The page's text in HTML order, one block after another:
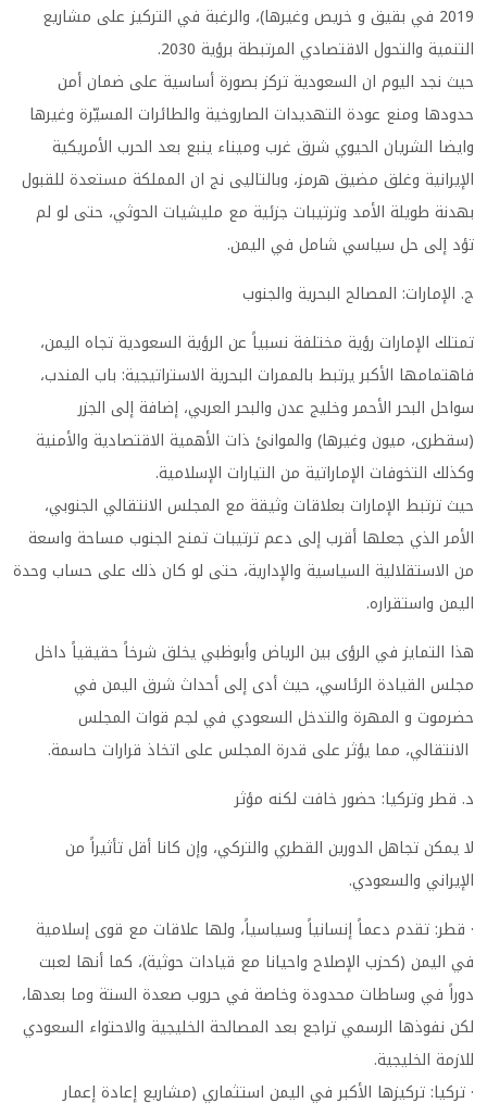
2019 في بقيق و خريص وغيرها)، والرغبة في التركيز على مشاريع
التنمية والتحول الاقتصادي المرتبطة برؤية 2030.
حيث نجد اليوم ان السعودية تركز بصورة أساسية على ضمان أمن
حدودها ومنع عودة التهديدات الصاروخية والطائرات المسيّرة وغيرها
وايضا الشريان الحيوي شرق غرب وميناء ينبع بعد الحرب الأمريكية
الإيرانية وغلق مضيق هرمز، وبالتاليى نج ان المملكة مستعدة للقبول
بهدنة طويلة الأمد وترتيبات جزئية مع مليشيات الحوثي، حتى لو لم
تؤد إلى حل سياسي شامل في اليمن.
ج. الإمارات: المصالح البحرية والجنوب
تمتلك الإمارات رؤية مختلفة نسبياً عن الرؤية السعودية تجاه اليمن،
فاهتمامها الأكبر يرتبط بالممرات البحرية الاستراتيجية: باب المندب،
سواحل البحر الأحمر وخليج عدن والبحر العربي، إضافة إلى الجزر
(سقطرى، ميون وغيرها) والموانئ ذات الأهمية الاقتصادية والأمنية
وكذلك التخوفات الإماراتية من التيارات الإسلامية.
حيث ترتبط الإمارات بعلاقات وثيقة مع المجلس الانتقالي الجنوبي،
الأمر الذي جعلها أقرب إلى دعم ترتيبات تمنح الجنوب مساحة واسعة
من الاستقلالية السياسية والإدارية، حتى لو كان ذلك على حساب وحدة
اليمن واستقراره.
هذا التمايز في الرؤى بين الرياض وأبوظبي يخلق شرخاً حقيقياً داخل
مجلس القيادة الرئاسي، حيث أدى إلى أحداث شرق اليمن في
حضرموت و المهرة والتدخل السعودي في لجم قوات المجلس
الانتقالي، مما يؤثر على قدرة المجلس على اتخاذ قرارات حاسمة.
د. قطر وتركيا: حضور خافت لكنه مؤثر
لا يمكن تجاهل الدورين القطري والتركي، وإن كانا أقل تأثيراً من
الإيراني والسعودي.
· قطر: تقدم دعماً إنسانياً وسياسياً، ولها علاقات مع قوى إسلامية
في اليمن (كحزب الإصلاح واحيانا مع قيادات حوثية)، كما أنها لعبت
دوراً في وساطات محدودة وخاصة في حروب صعدة الستة وما بعدها،
لكن نفوذها الرسمي تراجع بعد المصالحة الخليجية والاحتواء السعودي
للازمة الخليجية.
· تركيا: تركيزها الأكبر في اليمن استثماري (مشاريع إعادة إعمار